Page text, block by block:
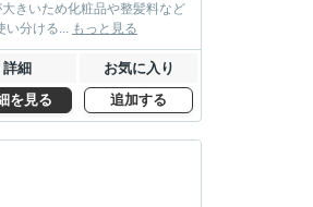
きいため化粧品や整髪料など
い分ける... もっと見る
詳細 お気に入り
を見る 追加する